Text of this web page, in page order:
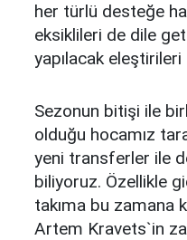
her türlü desteğe
eksiklileri de dile
yapılacak
Sezonun bitişi ile
olduğu hocamız
yeni transferler ile
biliyoruz. Özellikle
takıma bu zamana
Artem Kravets`in